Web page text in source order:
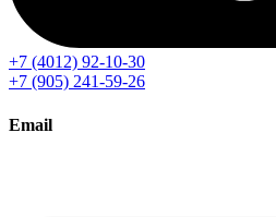
+7 (4012) 92-10-30
+7 (905) 241-59-26
Email